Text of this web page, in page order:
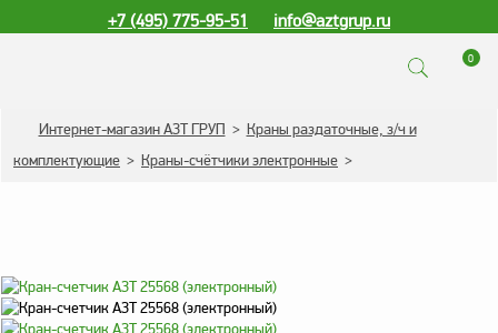
+7 (495) 775-95-51 info@aztgrup.ru
0
КАТАЛОГ ПРОДУКЦИИ
Топливораздаточные
Зарядные станции
для электромобилей
Интернет-магазин АЗТ ГРУП > Краны раздаточные, з/ч и
комплектующие > Краны-счётчики электронные >